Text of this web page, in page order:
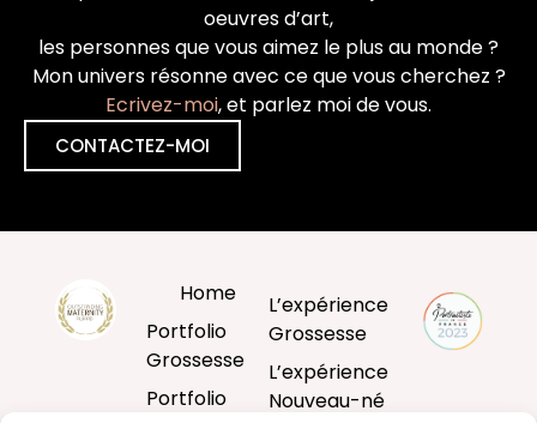
oeuvres d’art,
les personnes que vous aimez le plus au monde ?
Mon univers résonne avec ce que vous cherchez ?
Ecrivez-moi, et parlez moi de vous.
CONTACTEZ-MOI
Home
Portfolio
Grossesse
Portfolio
L’expérience
Grossesse
L’expérience
Nouveau-né